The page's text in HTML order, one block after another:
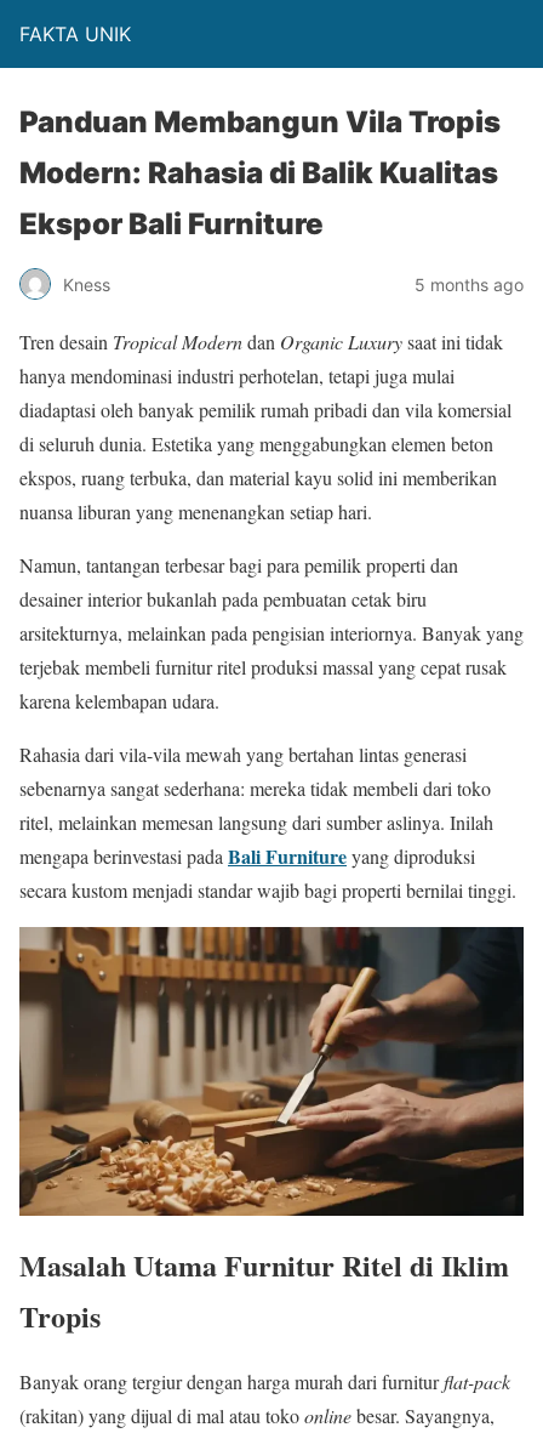
FAKTA UNIK
Panduan Membangun Vila Tropis
Modern: Rahasia di Balik Kualitas
Ekspor Bali Furniture
Kness 5 months ago
Tren desain Tropical Moderndan Organic Luxurysaat ini tidak
hanya mendominasi industri perhotelan, tetapi juga mulai
diadaptasi oleh banyak pemilik rumah pribadi dan vila komersial
di seluruh dunia. Estetika yang menggabungkan elemen beton
ekspos, ruang terbuka, dan material kayu solid ini memberikan
nuansa liburan yang menenangkan setiap hari.
Namun, tantangan terbesar bagi para pemilik properti dan
desainer interior bukanlah pada pembuatan cetak biru
arsitekturnya, melainkan pada pengisian interiornya. Banyak yang
terjebak membeli furnitur ritel produksi massal yang cepat rusak
karena kelembapan udara.
Rahasia dari vila-vila mewah yang bertahan lintas generasi
sebenarnya sangat sederhana: mereka tidak membeli dari toko
ritel, melainkan memesan langsung dari sumber aslinya. Inilah
mengapa berinvestasi pada Bali Furnitureyang diproduksi
secara kustom menjadi standar wajib bagi properti bernilai tinggi.
Masalah Utama Furnitur Ritel di Iklim
Tropis
Banyak orang tergiur dengan harga murah dari furniturflat-pack
(rakitan) yang dijual di mal atau tokoonlinebesar. Sayangnya,